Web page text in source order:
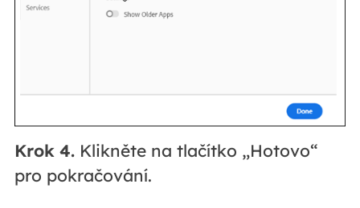
Krok 4.Klikněte na tlačítko „Hotovo“
pro pokračování.